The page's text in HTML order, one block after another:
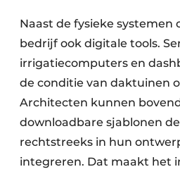
Naast de fysieke systemen
bedrijf ook digitale tools.
irrigatiecomputers en
de conditie van daktuinen
Architecten kunnen
downloadbare sjablonen
rechtstreeks in hun
integreren. Dat maakt het